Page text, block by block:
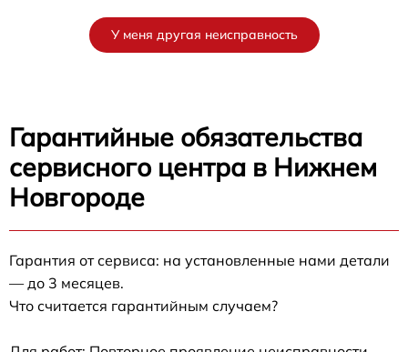
У меня другая неисправность
Гарантийные обязательства
сервисного центра в Нижнем
Новгороде
Гарантия от сервиса: на установленные нами детали
— до 3 месяцев.
Что считается гарантийным случаем?